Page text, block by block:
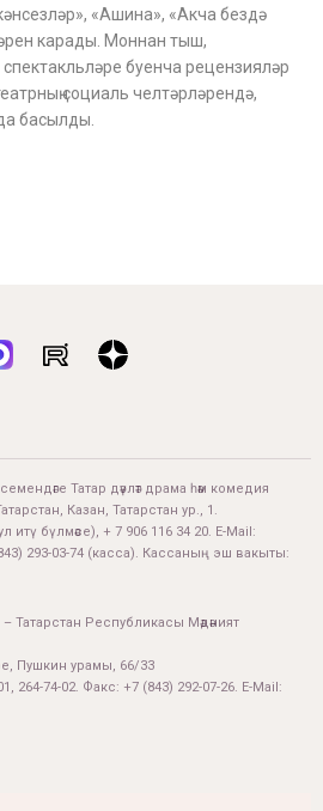
«Ашина», «Акча бездә
карады. Моннан тыш,
буенча рецензияләр
социаль челтәрләрендә,
басылды.
Татар дәүләт драма һәм комедия
Казан, Татарстан ур., 1.
итү бүлмәсе), + 7 906 116 34 20. E-Mail:
293-03-74 (касса). Кассаның эш вакыты:
– Татарстан Республикасы Мәдәният
Пушкин урамы, 66/33
264-74-02. Факс: +7 (843) 292-07-26. E-Mail: